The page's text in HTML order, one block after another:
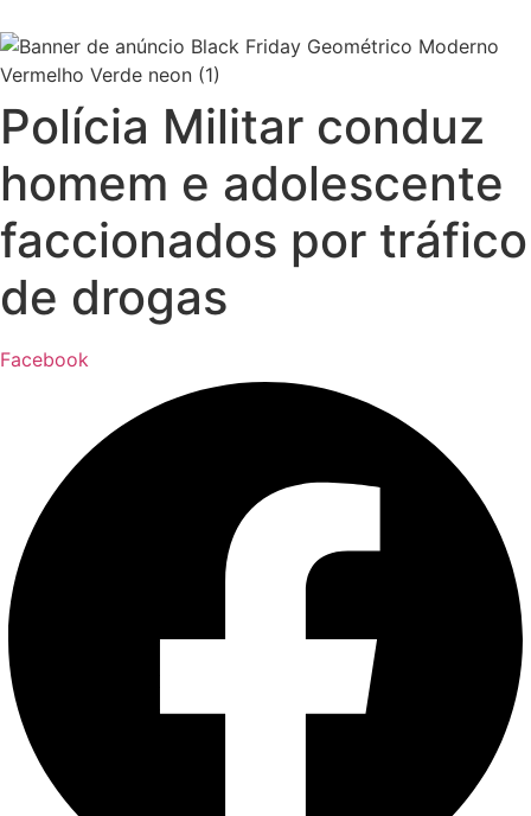
Polícia Militar conduz
homem e adolescente
faccionados por tráfico
de drogas
Facebook